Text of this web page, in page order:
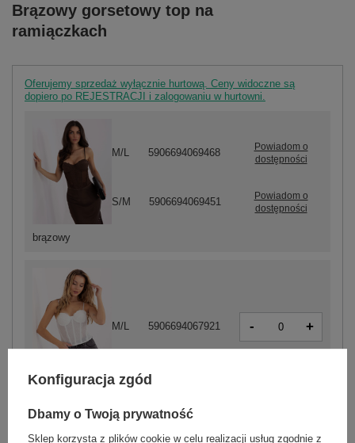
Brązowy gorsetowy top na
ramiączkach
Oferujemy sprzedaż wyłącznie hurtową. Ceny widoczne są
dopiero po REJESTRACJI i zalogowaniu w hurtowni.
biały
M/L 5906694067921 - +
brązowy
M/L 5906694069468
Powiadom o
dostępności
S/M 5906694069451
Powiadom o
dostępności
Konfiguracja zgód
Dbamy o Twoją prywatność
Sklep korzysta z plików cookie w celu realizacji usług zgodnie z